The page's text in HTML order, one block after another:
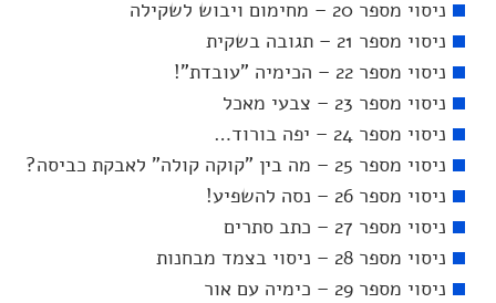
ניסוי מספר 20 – מחימום ויבוש לשקילה
ניסוי מספר 21 – תגובה בשקית
ניסוי מספר 22 – הכימיה "עובדת"!
ניסוי מספר 23 – צבעי מאכל
ניסוי מספר 24 – יפה בורוד…
ניסוי מספר 25 – מה בין "קוקה קולה" לאבקת כביסה?
ניסוי מספר 26 – נסה להשפיע!
ניסוי מספר 27 – כתב סתרים
ניסוי מספר 28 – ניסוי בצמד מבחנות
ניסוי מספר 29 – כימיה עם אור